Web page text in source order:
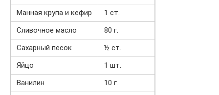
Манная крупа и кефир
1 ст.
Сливочное масло
80 г.
Сахарный песок
½ ст.
Яйцо
1 шт.
Ванилин
10 г.